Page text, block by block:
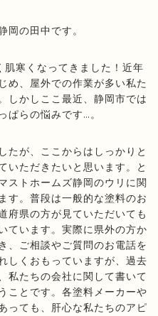
岡の田中です。
寒くなってきました！近年
め、屋外での作業が多い私た
しかしここ最近、静岡市では
ぱらの悩みです…。
たが、ここからはしっかりと
いただきたいと思います。と
ストホームズ静岡のウリに関
す。普段は一般的な塗料のお
府県の方が見ていただいても
ています。実際に県外の方か
、ご相談やご質問のお電話を
しくおもっていますが、過去
私たちの会社に関して書いて
ことです。各塗料メーカーや
っても、肝心な私たちのアピ